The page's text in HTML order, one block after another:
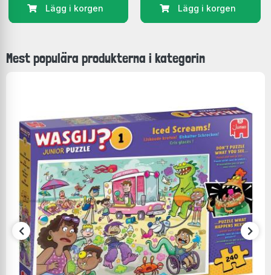
Lägg i korgen Lägg i korgen
Mest populära produkterna i kategorin